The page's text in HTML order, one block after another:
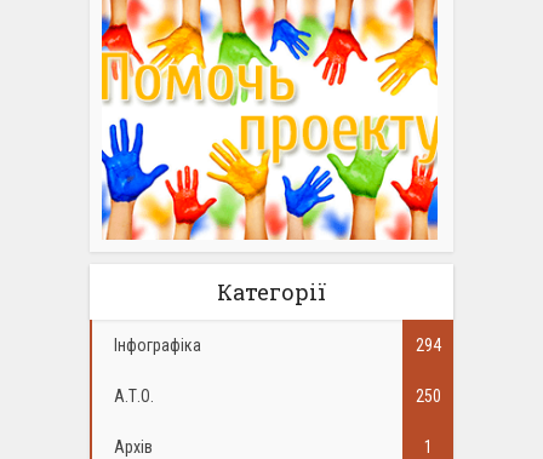
Категорії
Інфографіка 294
А.Т.О. 250
Архів 1